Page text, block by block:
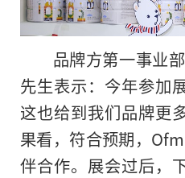
品牌方第一事业
先生表示：今年参加
这也给到我们品牌更
果看，符合预期，
伴合作。展会过后，